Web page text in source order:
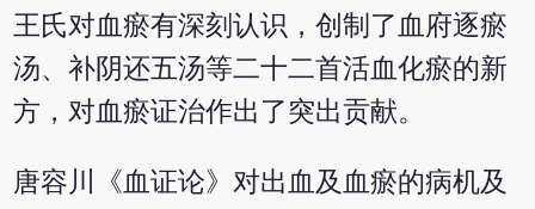
王氏对血瘀有深刻认识，创制了血府逐瘀
汤、补阴还五汤等二十二首活血化瘀的新
方，对血瘀证治作出了突出贡献。
唐容川《血证论》对出血及血瘀的病机及